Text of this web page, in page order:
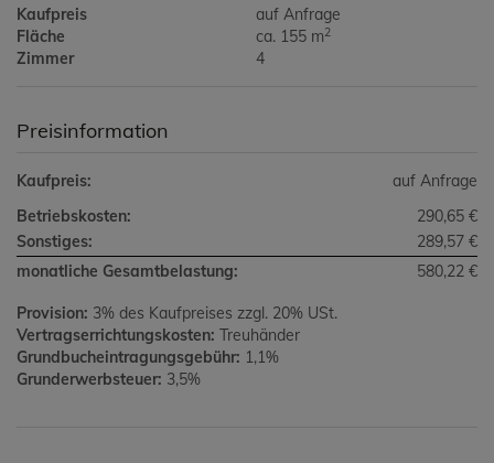
Kaufpreis
auf Anfrage
Fläche
ca. 155 m2
Zimmer 4
Preisinformation
Kaufpreis:
auf Anfrage
Betriebskosten:
290,65 €
Sonstiges:
289,57 €
monatliche Gesamtbelastung:
580,22 €
Provision: 3% des Kaufpreises zzgl. 20% USt.
Vertragserrichtungskosten: Treuhänder
Grundbucheintragungsgebühr: 1,1%
Grunderwerbsteuer: 3,5%